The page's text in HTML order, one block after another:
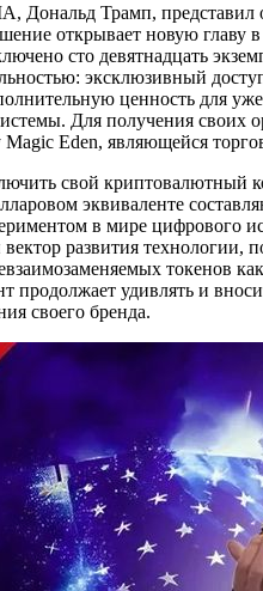
Дональд Трамп, представил
открывает новую
сто девятнадцать
эксклюзивный
ценность для
Для получения своих
Magic Eden, являющейся
свой криптовалютный
эквиваленте
в мире цифрового
развития
токенов
продолжает удивлять и
своего бренда.